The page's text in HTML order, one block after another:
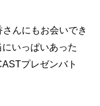
んにもお会いでき
いっぱいあった
プレゼンバト